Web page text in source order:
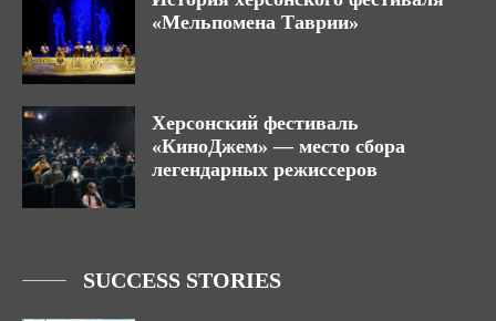
«Мельпомена Таврии»
Херсонский фестиваль
«КиноДжем» — место сбора
легендарных режиссеров
SUCCESS STORIES